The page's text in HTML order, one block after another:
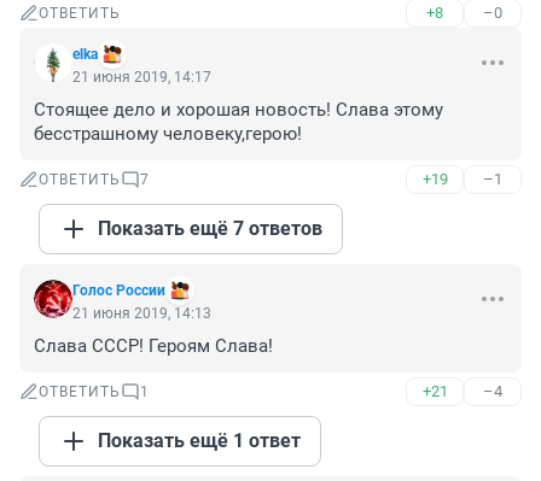
ОТВЕТИТЬ +8 –0
elka
21 июня 2019, 14:17
Стоящее дело и хорошая новость! Слава этому
бесстрашному человеку,герою!
ОТВЕТИТЬ 7 +19 –1
Показать ещё 7 ответов
Голос России
21 июня 2019, 14:13
Слава СССР! Героям Слава!
ОТВЕТИТЬ 1 +21 –4
Показать ещё 1 ответ